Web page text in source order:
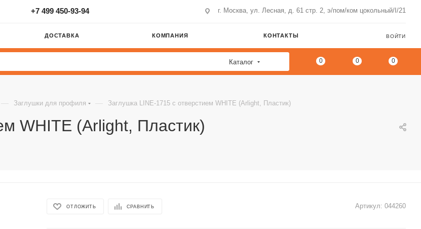
+7 499 450-93-94 г. Москва, ул. Лесная, д. 61 стр. 2, э/пом/ком цокольный/I/21
ДОСТАВКА КОМПАНИЯ КОНТАКТЫ ВОЙТИ
Каталог 0 0 0
— Заглушки для профиля — Заглушка LINE-1715 с отверстием WHITE (Arlight, Пластик)
WHITE (Arlight, Пластик)
ОТЛОЖИТЬ СРАВНИТЬ Артикул: 044260